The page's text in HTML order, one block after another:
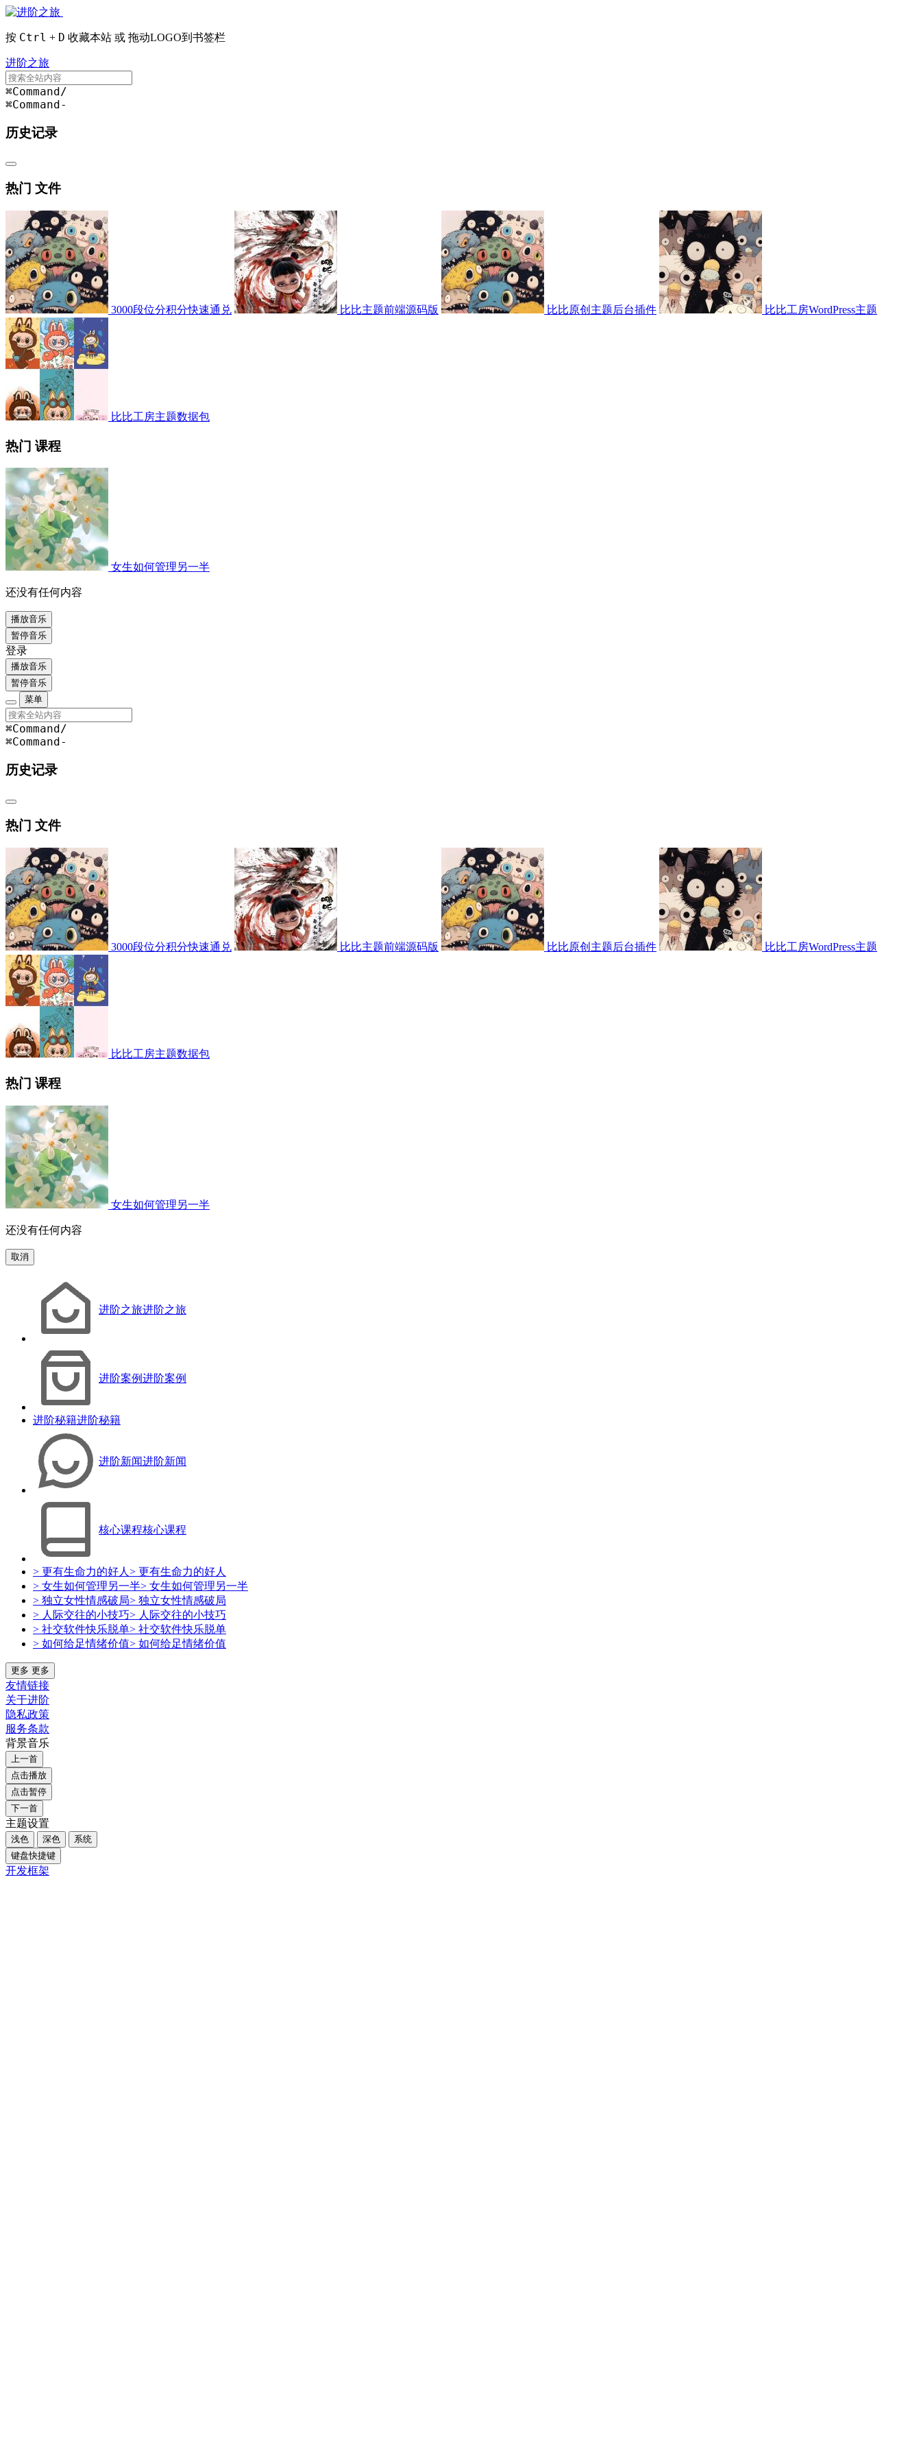
按 Ctrl + D 收藏本站 或 拖动LOGO到书签栏
进阶之旅
⌘Command/
⌘Command-
历史记录
热门 文件
3000段位分积分快速通兑 比比主题前端源码版 比比原创主题后台插件 比比工房WordPress主题
比比工房主题数据包
热门 课程
女生如何管理另一半
还没有任何内容
播放音乐
暂停音乐
登录
播放音乐
暂停音乐
菜单
⌘Command /
⌘Command -
历史记录
热门 文件
3000段位分积分快速通兑 比比主题前端源码版 比比原创主题后台插件 比比工房WordPress主题
比比工房主题数据包
热门 课程
女生如何管理另一半
还没有任何内容
取消
进阶之旅进阶之旅
进阶案例进阶案例
进阶秘籍进阶秘籍
进阶新闻进阶新闻
核心课程核心课程
> 更有生命力的好人 > 更有生命力的好人
> 女生如何管理另一半> 女生如何管理另一半
> 独立女性情感破局> 独立女性情感破局
> 人际交往的小技巧> 人际交往的小技巧
> 社交软件快乐脱单> 社交软件快乐脱单
> 如何给足情绪价值> 如何给足情绪价值
更多 更多
友情链接
关于进阶
隐私政策
服务条款
背景音乐
上一首
点击播放
点击暂停
下一首
主题设置
浅色 深色
系统
键盘快捷键
开发框架